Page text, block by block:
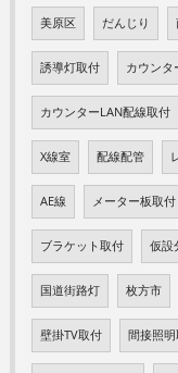
美原区 だんじり
誘導灯取付 カウンタ
カウンターLAN配線取付
X線室 配線配管
AE線 メーター板取付
ブラケット取付 仮設
国道街路灯 枚方市
壁掛TV取付 間接照